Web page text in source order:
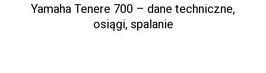
Yamaha Tenere 700 – dane techniczne,
osiągi, spalanie